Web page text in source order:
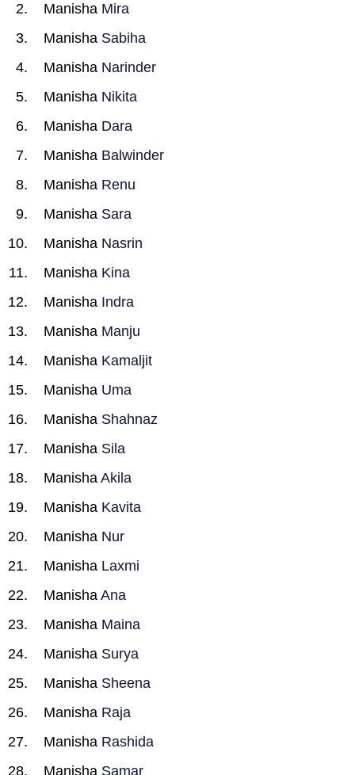
Manisha Mira
Manisha Sabiha
Manisha Narinder
Manisha Nikita
Manisha Dara
Manisha Balwinder
Manisha Renu
Manisha Sara
Manisha Nasrin
Manisha Kina
Manisha Indra
Manisha Manju
Manisha Kamaljit
Manisha Uma
Manisha Shahnaz
Manisha Sila
Manisha Akila
Manisha Kavita
Manisha Nur
Manisha Laxmi
Manisha Ana
Manisha Maina
Manisha Surya
Manisha Sheena
Manisha Raja
Manisha Rashida
Manisha Samar